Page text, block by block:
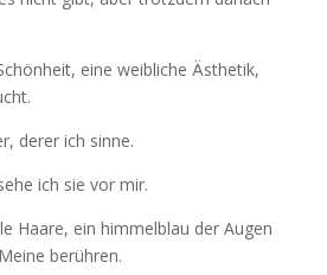
eine weibliche Ästhetik,
derer ich sinne.
ich sie vor mir.
Haare, ein himmelblau der Augen
berühren.